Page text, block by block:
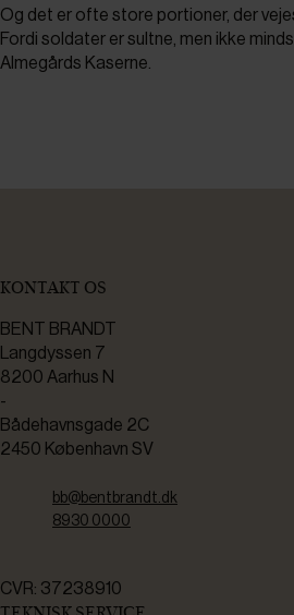
Og det er ofte store portioner, der
Fordi soldater er sultne, men ikke
Almegårds Kaserne.
KONTAKT OS
BENT BRANDT
Langdyssen 7
8200 Aarhus N
-
Bådehavnsgade 2C
2450 København SV
bb@bentbrandt.dk
8930 0000
CVR: 37238910